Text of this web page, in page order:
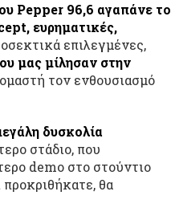
Pepper 96,6 αγαπάνε το
ευρηματικές,
επιλεγμένες,
μας μίλησαν στην
τον ενθουσιασμό
δυσκολία
στάδιο, που
demo στο στούντιο
προκριθήκατε, θα